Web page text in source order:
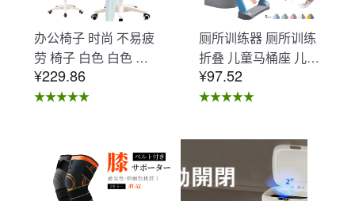
办公椅子 时尚 不易疲
劳 椅子 白色 白色 办
公椅子 不易疲劳 学习
椅 北欧 儿童 椅子 学
椅子 在家办公 Asher
Brilliant C-56
¥229.86
厕所训练器 厕所训练
折叠 儿童马桶座 儿童
马桶辅助 收纳式马桶
座 小孩马桶座 儿童厕
女孩 儿童 孩子 儿童
马桶训练 免邮 踏步器
厕所
¥97.52